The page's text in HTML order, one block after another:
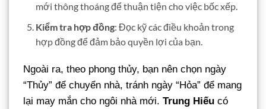
mới thông thoáng để thuận tiện cho việc bốc xếp.
Kiểm tra hợp đồng: Đọc kỹ các điều khoản trong
hợp đồng để đảm bảo quyền lợi của bạn.
Ngoài ra, theo phong thủy, bạn nên chọn ngày
“Thủy” để chuyển nhà, tránh ngày “Hỏa” để mang
lại may mắn cho ngôi nhà mới. Trung Hiếu có